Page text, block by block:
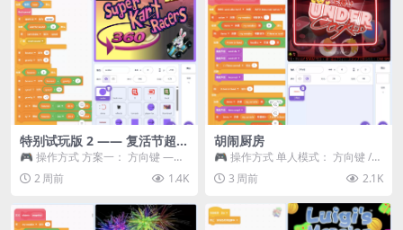
特别试玩版 2 —— 复活节超级
卡丁车赛
🎮 操作方式 方案一： 方向键 ——
移动 Z —— 跳跃 / 漂移 方案二： ...
2 周前 1.4K
胡闹厨房
🎮 操作方式 单人模式： 方向键 /
WASD —— 移动 Z / K —— 抓...
3 周前 2.1K